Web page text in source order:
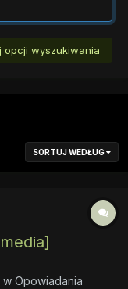
wyszukiwania
SORTUJ WEDŁUG
w Opowiadania